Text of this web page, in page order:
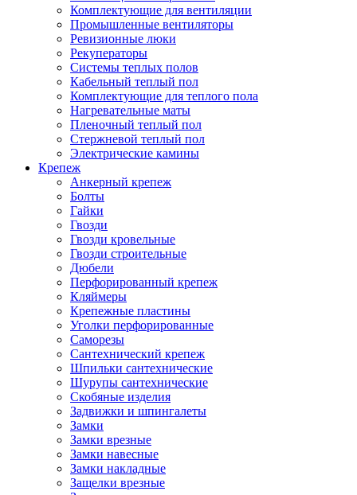
Комплектующие для вентиляции
Промышленные вентиляторы
Ревизионные люки
Рекуператоры
Системы теплых полов
Кабельный теплый пол
Комплектующие для теплого пола
Нагревательные маты
Пленочный теплый пол
Стержневой теплый пол
Электрические камины
Крепеж
Анкерный крепеж
Болты
Гайки
Гвозди
Гвозди кровельные
Гвозди строительные
Дюбели
Перфорированный крепеж
Кляймеры
Крепежные пластины
Уголки перфорированные
Саморезы
Сантехнический крепеж
Шпильки сантехнические
Шурупы сантехнические
Скобяные изделия
Задвижки и шпингалеты
Замки
Замки врезные
Замки навесные
Замки накладные
Защелки врезные